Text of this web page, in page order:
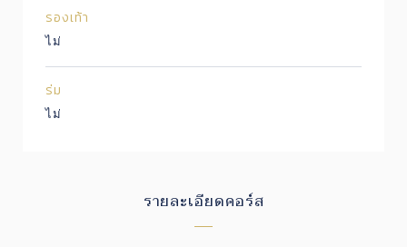
รองเท้า
ไม่
ร่ม
ไม่
รายละเอียดคอร์ส